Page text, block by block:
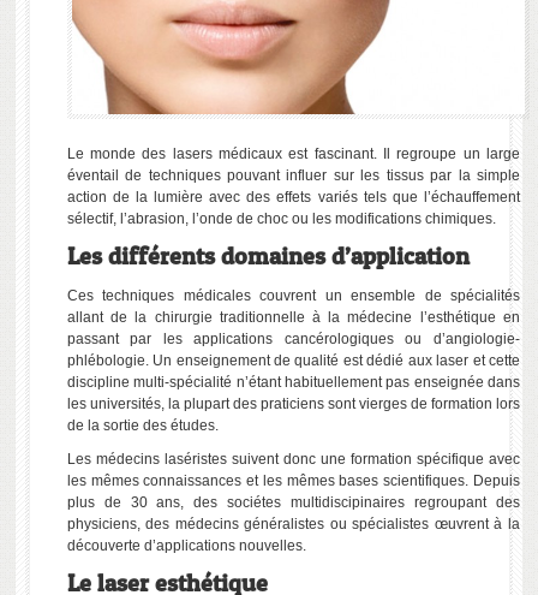
Le monde des lasers médicaux est fascinant. Il regroupe un large
éventail de techniques pouvant influer sur les tissus par la simple
action de la lumière avec des effets variés tels que l’échauffement
sélectif, l’abrasion, l’onde de choc ou les modifications chimiques.
Les différents domaines d’application
Ces techniques médicales couvrent un ensemble de spécialités
allant de la chirurgie traditionnelle à la médecine l’esthétique en
passant par les applications cancérologiques ou d’angiologie-
phlébologie. Un enseignement de qualité est dédié aux laser et cette
discipline multi-spécialité n’étant habituellement pas enseignée dans
les universités, la plupart des praticiens sont vierges de formation lors
de la sortie des études.
Les médecins laséristes suivent donc une formation spécifique avec
les mêmes connaissances et les mêmes bases scientifiques. Depuis
plus de 30 ans, des sociétes multidiscipinaires regroupant des
physiciens, des médecins généralistes ou spécialistes œuvrent à la
découverte d’applications nouvelles.
Le laser esthétique